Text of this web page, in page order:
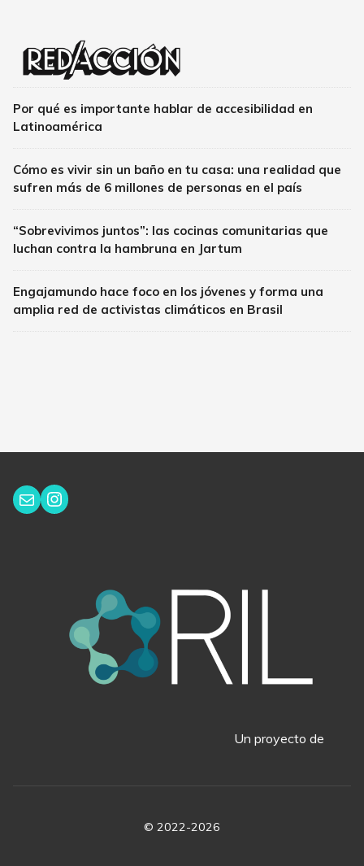
Por qué es importante hablar de accesibilidad en
Latinoamérica
Cómo es vivir sin un baño en tu casa: una realidad que
sufren más de 6 millones de personas en el país
“Sobrevivimos juntos”: las cocinas comunitarias que
luchan contra la hambruna en Jartum
Engajamundo hace foco en los jóvenes y forma una
amplia red de activistas climáticos en Brasil
Correo electrónico
Instagram
Un proyecto de
© 2022-2026